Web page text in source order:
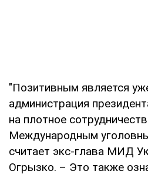
"Позитивным является
администрация
на плотное
Международным
считает экс-глава МИД
Огрызко. – Это также